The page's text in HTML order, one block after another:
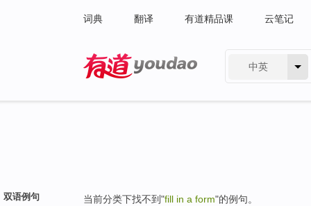
词典 翻译 有道精品课 云笔记
中英
双语例句 当前分类下找不到"fill in a form"的例句。